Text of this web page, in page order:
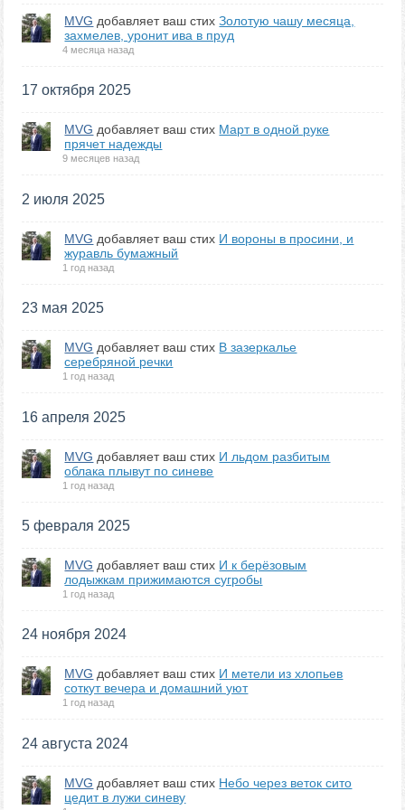
MVG добавляет ваш стихЗолотую чашу месяца,
захмелев, уронит ива в пруд
4 месяца назад
17 октября 2025
MVG добавляет ваш стих Март в одной руке
прячет надежды
9 месяцев назад
2 июля 2025
MVG добавляет ваш стих И вороны в просини, и
журавль бумажный
1 год назад
23 мая 2025
MVG добавляет ваш стих В зазеркалье
серебряной речки
1 год назад
16 апреля 2025
MVG добавляет ваш стих И льдом разбитым
облака плывут по синеве
1 год назад
5 февраля 2025
MVG добавляет ваш стих И к берёзовым
лодыжкам прижимаются сугробы
1 год назад
24 ноября 2024
MVG добавляет ваш стих И метели из хлопьев
соткут вечера и домашний уют
1 год назад
24 августа 2024
MVG добавляет ваш стих Небо через веток сито
цедит в лужи синеву